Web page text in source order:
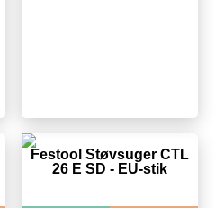
Festool Støvsuger CTL
26 E SD - EU-stik